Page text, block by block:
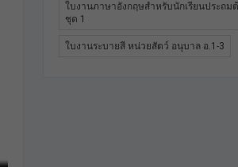
ใบงานภาษาอังกฤษสำหรับนักเรียนประถม
ชุด 1
ใบงานระบายสี หน่วยสัตว์ อนุบาล อ.1-3